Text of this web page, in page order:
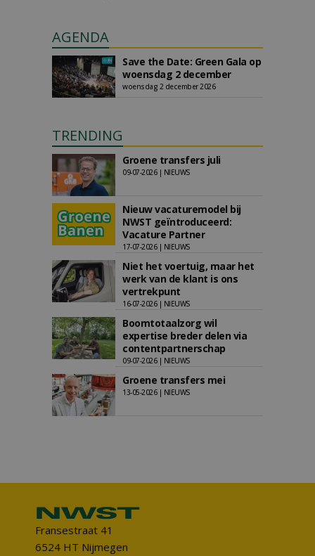
AGENDA
Save the Date: Green Gala op
woensdag 2 december
woensdag 2 december 2026
TRENDING
Groene transfers juli
09-07-2026 | NIEUWS
Nieuw vacaturemodel bij
NWST geïntroduceerd:
Vacature Partner
17-07-2026 | NIEUWS
Niet het voertuig, maar het
werk van de klant is ons
vertrekpunt
16-07-2026 | NIEUWS
Boomtotaalzorg wil
expertise breder delen via
contentpartnerschap
09-07-2026 | NIEUWS
Groene transfers mei
13-05-2026 | NIEUWS
Fransestraat 41
6524 HT Nijmegen